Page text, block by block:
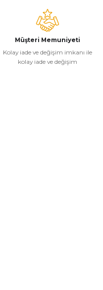
Müşteri Memuniyeti
Kolay iade ve değişim imkanı ile
kolay iade ve değişim